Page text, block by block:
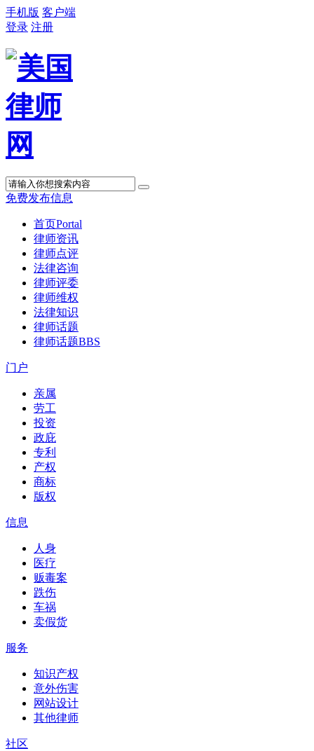
手机版 客户端
登录 注册
免费发布信息
首页Portal
律师资讯
律师点评
法律咨询
律师评委
律师维权
法律知识
律师话题
律师话题BBS
门户
亲属
劳工
投资
政庇
专利
产权
商标
版权
信息
人身
医疗
贩毒案
跌伤
车祸
卖假货
服务
知识产权
意外伤害
网站设计
其他律师
社区